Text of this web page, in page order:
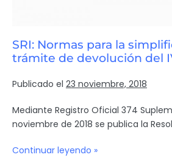
SRI: Normas para la
trámite de devolución del
Publicado el 23 noviembre, 2018
Mediante Registro Oficial 374
noviembre de 2018 se publica la
Continuar leyendo »